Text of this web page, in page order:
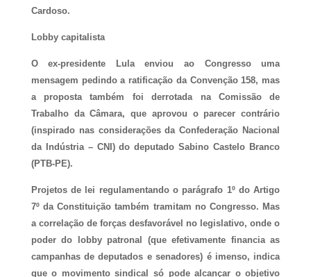
Cardoso.
Lobby capitalista
O ex-presidente Lula enviou ao Congresso uma
mensagem pedindo a ratificação da Convenção 158, mas
a proposta também foi derrotada na Comissão de
Trabalho da Câmara, que aprovou o parecer contrário
(inspirado nas considerações da Confederação Nacional
da Indústria – CNI) do deputado Sabino Castelo Branco
(PTB-PE).
Projetos de lei regulamentando o parágrafo 1º do Artigo
7º da Constituição também tramitam no Congresso. Mas
a correlação de forças desfavorável no legislativo, onde o
poder do lobby patronal (que efetivamente financia as
campanhas de deputados e senadores) é imenso, indica
que o movimento sindical só pode alcançar o objetivo